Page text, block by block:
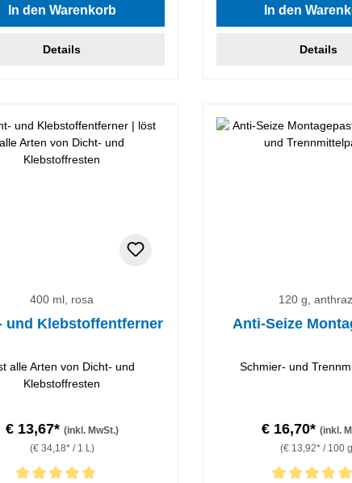
In den Warenkorb
Details
In den
Details
400 ml, rosa
und Klebstoffentferner
alle Arten von Dicht- und
Klebstoffresten
€ 13,67* (inkl. MwSt.)
(€ 34,18* / 1 L)
120 g,
Anti-Seize
Schmier- und
€ 16,70*(inkl.
(€ 13,92* / 100